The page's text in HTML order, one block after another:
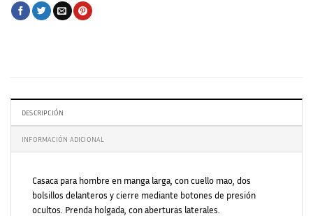
DESCRIPCIÓN
INFORMACIÓN ADICIONAL
Casaca para hombre en manga larga, con cuello mao, dos
bolsillos delanteros y cierre mediante botones de presión
ocultos. Prenda holgada, con aberturas laterales.